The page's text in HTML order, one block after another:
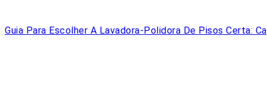
Guia Para Escolher A Lavadora-Polidora De Pisos Certa: